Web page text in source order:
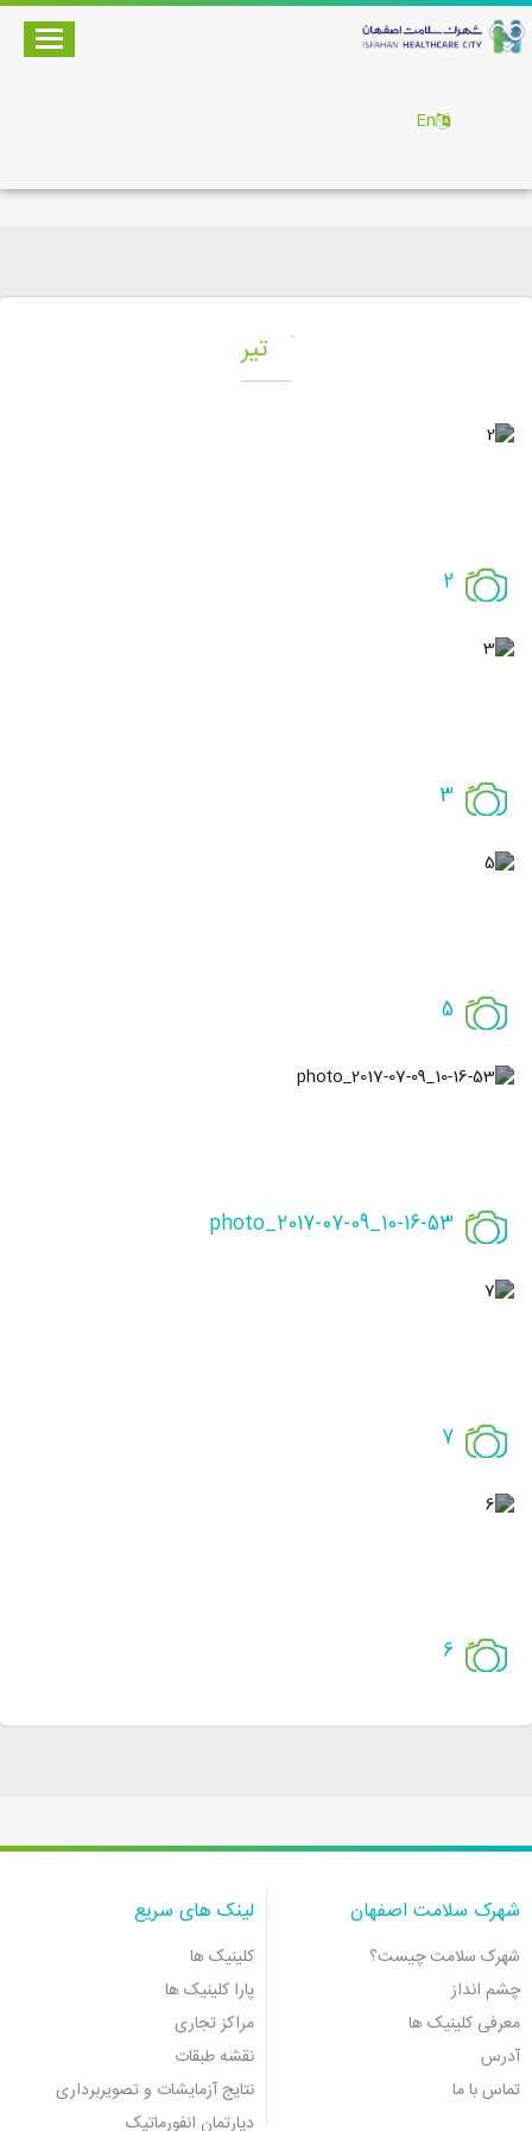
En
تیر
2
3
5
photo_2017-07-09_10-16-53
7
6
شهرک سلامت اصفهان
شهرک سلامت چیست؟
چشم انداز
معرفی کلینیک ها
آدرس
تماس با ما
لینک های سریع
کلینیک ها
پارا کلینیک ها
مراکز تجاری
نقشه طبقات
نتایج آزمایشات و تصویربرداری
دپارتمان انفورماتیک